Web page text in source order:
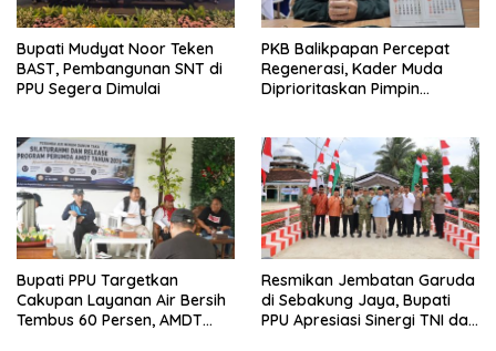
Bupati Mudyat Noor Teken
BAST, Pembangunan SNT di
PPU Segera Dimulai
PKB Balikpapan Percepat
Regenerasi, Kader Muda
Diprioritaskan Pimpin
Bupati PPU Targetkan
Cakupan Layanan Air Bersih
Tembus 60 Persen, AMDT
Resmikan Jembatan Garuda
di Sebakung Jaya, Bupati
PPU Apresiasi Sinergi TNI dan